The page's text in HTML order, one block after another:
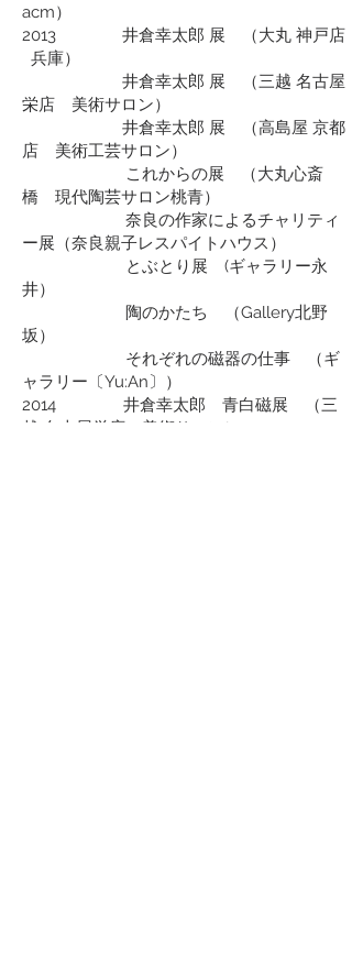
acm）
2013 井倉幸太郎 展 （大丸 神戸店
兵庫）
井倉幸太郎 展 （三越 名古屋
栄店 美術サロン）
井倉幸太郎 展 （高島屋 京都
店 美術工芸サロン）
これからの展 （大丸心斎
橋 現代陶芸サロン桃青）
奈良の作家によるチャリティ
ー展（奈良親子レスパイトハウス）
とぶとり展 (ギャラリー永
井）
陶のかたち （Gallery北野
坂）
それぞれの磁器の仕事 （ギ
ャラリー〔Yu:An〕）
2014 井倉幸太郎 青白磁展 （三
越 名古屋栄店 美術サロン）